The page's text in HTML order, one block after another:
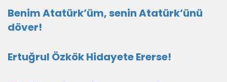
Benim Atatürk’üm, senin Atatürk’ünü
döver!
Ertuğrul Özkök Hidayete Ererse!